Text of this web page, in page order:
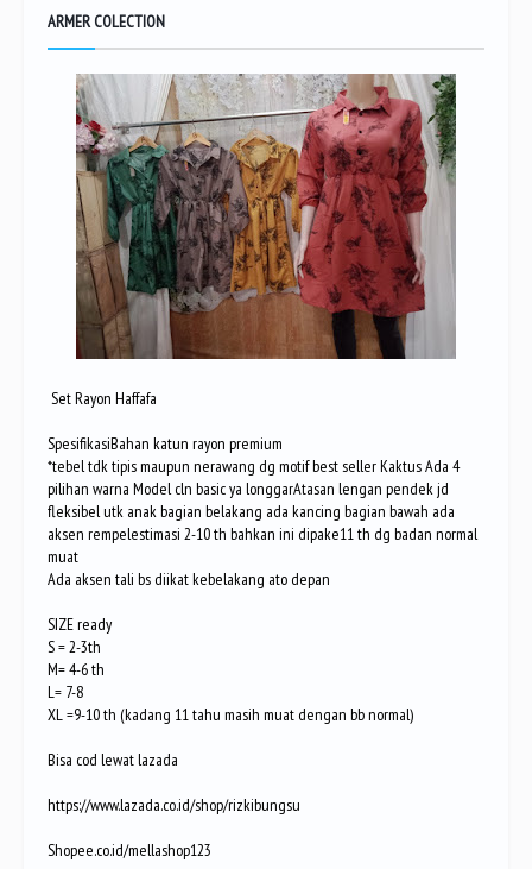
ARMER COLECTION
Set Rayon Haffafa
SpesifikasiBahan katun rayon premium
*tebel tdk tipis maupun nerawang dg motif best seller Kaktus Ada 4
pilihan warna Model cln basic ya longgarAtasan lengan pendek jd
fleksibel utk anak bagian belakang ada kancing bagian bawah ada
aksen rempelestimasi 2-10 th bahkan ini dipake11 th dg badan normal
muat
Ada aksen tali bs diikat kebelakang ato depan
SIZE ready
S = 2-3th
M= 4-6 th
L= 7-8
XL =9-10 th (kadang 11 tahu masih muat dengan bb normal)
Bisa cod lewat lazada
https://www.lazada.co.id/shop/rizkibungsu
Shopee.co.id/mellashop123